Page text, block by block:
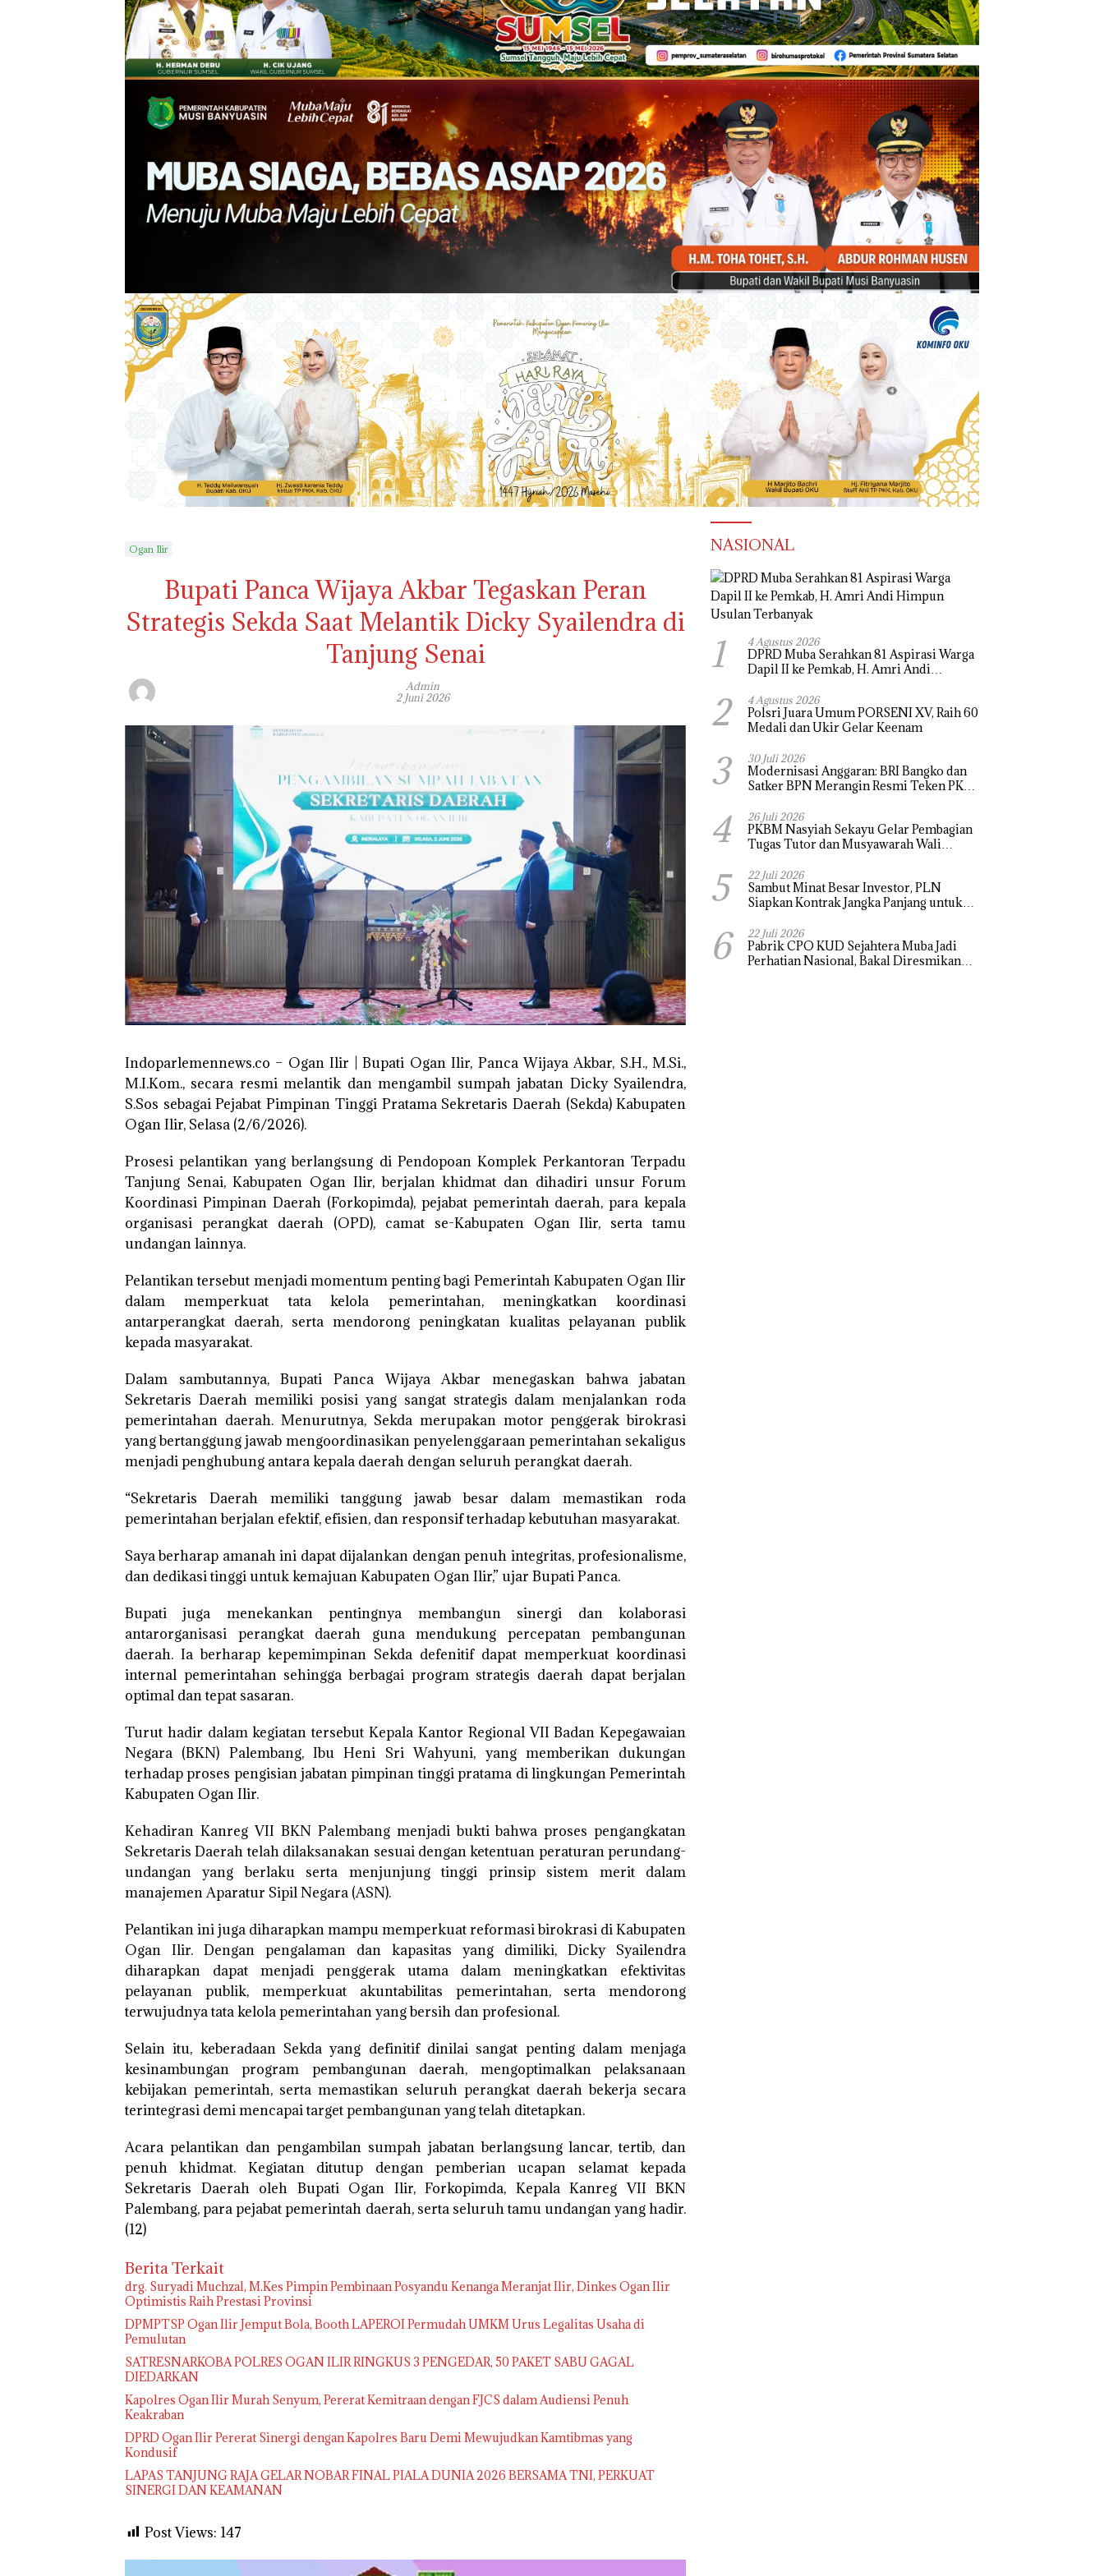
Ogan Ilir
Bupati Panca Wijaya Akbar Tegaskan Peran
Strategis Sekda Saat Melantik Dicky Syailendra di
Tanjung Senai
Admin
2 Juni 2026
Indoparlemennews.co – Ogan Ilir | Bupati Ogan Ilir, Panca Wijaya Akbar, S.H., M.Si.,
M.I.Kom., secara resmi melantik dan mengambil sumpah jabatan Dicky Syailendra,
S.Sos sebagai Pejabat Pimpinan Tinggi Pratama Sekretaris Daerah (Sekda) Kabupaten
Ogan Ilir, Selasa (2/6/2026).
Prosesi pelantikan yang berlangsung di Pendopoan Komplek Perkantoran Terpadu
Tanjung Senai, Kabupaten Ogan Ilir, berjalan khidmat dan dihadiri unsur Forum
Koordinasi Pimpinan Daerah (Forkopimda), pejabat pemerintah daerah, para kepala
organisasi perangkat daerah (OPD), camat se-Kabupaten Ogan Ilir, serta tamu
undangan lainnya.
Pelantikan tersebut menjadi momentum penting bagi Pemerintah Kabupaten Ogan Ilir
dalam memperkuat tata kelola pemerintahan, meningkatkan koordinasi
antarperangkat daerah, serta mendorong peningkatan kualitas pelayanan publik
kepada masyarakat.
Dalam sambutannya, Bupati Panca Wijaya Akbar menegaskan bahwa jabatan
Sekretaris Daerah memiliki posisi yang sangat strategis dalam menjalankan roda
pemerintahan daerah. Menurutnya, Sekda merupakan motor penggerak birokrasi
yang bertanggung jawab mengoordinasikan penyelenggaraan pemerintahan sekaligus
menjadi penghubung antara kepala daerah dengan seluruh perangkat daerah.
“Sekretaris Daerah memiliki tanggung jawab besar dalam memastikan roda
pemerintahan berjalan efektif, efisien, dan responsif terhadap kebutuhan masyarakat.
Saya berharap amanah ini dapat dijalankan dengan penuh integritas, profesionalisme,
dan dedikasi tinggi untuk kemajuan Kabupaten Ogan Ilir,” ujar Bupati Panca.
Bupati juga menekankan pentingnya membangun sinergi dan kolaborasi
antarorganisasi perangkat daerah guna mendukung percepatan pembangunan
daerah. Ia berharap kepemimpinan Sekda defenitif dapat memperkuat koordinasi
internal pemerintahan sehingga berbagai program strategis daerah dapat berjalan
optimal dan tepat sasaran.
Turut hadir dalam kegiatan tersebut Kepala Kantor Regional VII Badan Kepegawaian
Negara (BKN) Palembang, Ibu Heni Sri Wahyuni, yang memberikan dukungan
terhadap proses pengisian jabatan pimpinan tinggi pratama di lingkungan Pemerintah
Kabupaten Ogan Ilir.
Kehadiran Kanreg VII BKN Palembang menjadi bukti bahwa proses pengangkatan
Sekretaris Daerah telah dilaksanakan sesuai dengan ketentuan peraturan perundang-
undangan yang berlaku serta menjunjung tinggi prinsip sistem merit dalam
manajemen Aparatur Sipil Negara (ASN).
Pelantikan ini juga diharapkan mampu memperkuat reformasi birokrasi di Kabupaten
Ogan Ilir. Dengan pengalaman dan kapasitas yang dimiliki, Dicky Syailendra
diharapkan dapat menjadi penggerak utama dalam meningkatkan efektivitas
pelayanan publik, memperkuat akuntabilitas pemerintahan, serta mendorong
terwujudnya tata kelola pemerintahan yang bersih dan profesional.
Selain itu, keberadaan Sekda yang definitif dinilai sangat penting dalam menjaga
kesinambungan program pembangunan daerah, mengoptimalkan pelaksanaan
kebijakan pemerintah, serta memastikan seluruh perangkat daerah bekerja secara
terintegrasi demi mencapai target pembangunan yang telah ditetapkan.
Acara pelantikan dan pengambilan sumpah jabatan berlangsung lancar, tertib, dan
penuh khidmat. Kegiatan ditutup dengan pemberian ucapan selamat kepada
Sekretaris Daerah oleh Bupati Ogan Ilir, Forkopimda, Kepala Kanreg VII BKN
Palembang, para pejabat pemerintah daerah, serta seluruh tamu undangan yang hadir.
(12)
Berita Terkait
drg. Suryadi Muchzal, M.Kes Pimpin Pembinaan Posyandu Kenanga Meranjat Ilir, Dinkes Ogan Ilir
Optimistis Raih Prestasi Provinsi
DPMPTSP Ogan Ilir Jemput Bola, Booth LAPEROI Permudah UMKM Urus Legalitas Usaha di
Pemulutan
SATRESNARKOBA POLRES OGAN ILIR RINGKUS 3 PENGEDAR, 50 PAKET SABU GAGAL
DIEDARKAN
Kapolres Ogan Ilir Murah Senyum, Pererat Kemitraan dengan FJCS dalam Audiensi Penuh
Keakraban
DPRD Ogan Ilir Pererat Sinergi dengan Kapolres Baru Demi Mewujudkan Kamtibmas yang
Kondusif
LAPAS TANJUNG RAJA GELAR NOBAR FINAL PIALA DUNIA 2026 BERSAMA TNI, PERKUAT
SINERGI DAN KEAMANAN
Post Views: 147
NASIONAL
1 4 Agustus 2026
DPRD Muba Serahkan 81 Aspirasi Warga
Dapil II ke Pemkab, H. Amri Andi
2 4 Agustus 2026
Polsri Juara Umum PORSENI XV, Raih 60
Medali dan Ukir Gelar Keenam
3 30 Juli 2026
Modernisasi Anggaran: BRI Bangko dan
Satker BPN Merangin Resmi Teken PKS
4 26 Juli 2026
PKBM Nasyiah Sekayu Gelar Pembagian
Tugas Tutor dan Musyawarah Wali
5 22 Juli 2026
Sambut Minat Besar Investor, PLN
Siapkan Kontrak Jangka Panjang untuk
6 22 Juli 2026
Pabrik CPO KUD Sejahtera Muba Jadi
Perhatian Nasional, Bakal Diresmikan